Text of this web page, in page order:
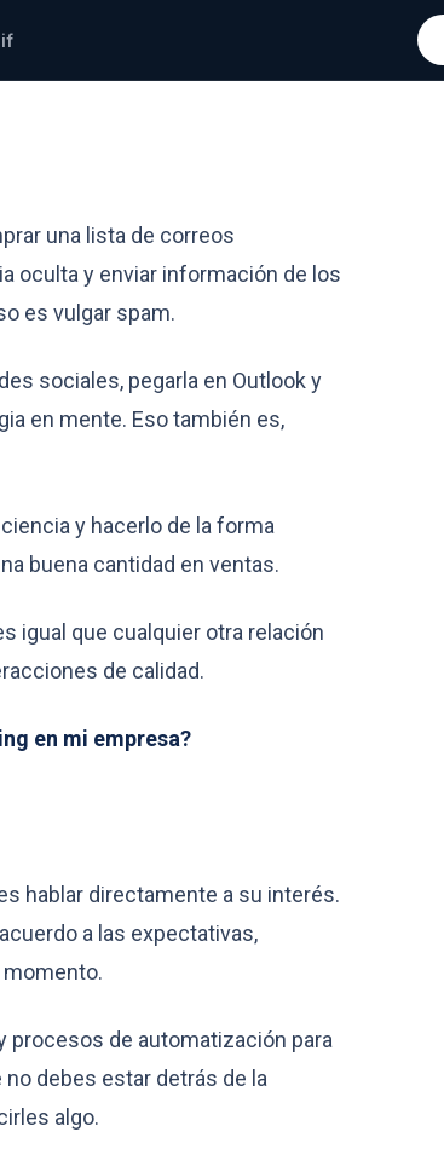
una lista de correos
oculta y enviar información de los
es vulgar spam.
sociales, pegarla en Outlook y
en mente. Eso también es,
y hacerlo de la forma
buena cantidad en ventas.
igual que cualquier otra relación
de calidad.
en mi empresa?
hablar directamente a su interés.
a las expectativas,
procesos de automatización para
debes estar detrás de la
algo.